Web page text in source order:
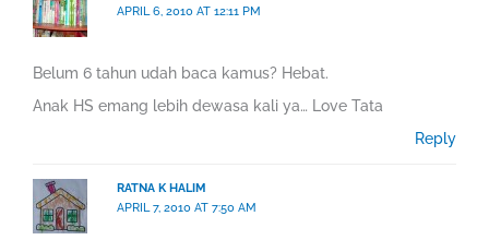
APRIL 6, 2010 AT 12:11 PM
Belum 6 tahun udah baca kamus? Hebat.
Anak HS emang lebih dewasa kali ya… Love Tata
Reply
RATNA K HALIM
APRIL 7, 2010 AT 7:50 AM